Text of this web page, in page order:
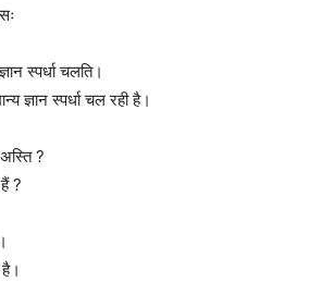
स्पर्धा चलति।
ज्ञान स्पर्धा चल रही है।
?
?